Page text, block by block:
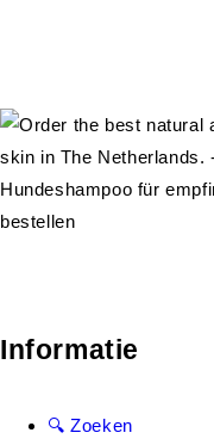
Informatie
🔍 Zoeken